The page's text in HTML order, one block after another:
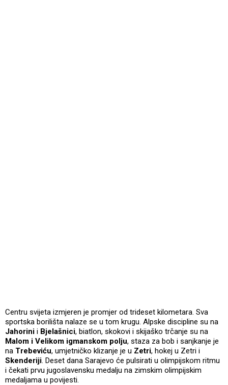
Centru svijeta izmjeren je promjer od trideset kilometara. Sva
sportska borilišta nalaze se u tom krugu. Alpske discipline su na
Jahorini i Bjelašnici, biatlon, skokovi i skijaško trčanje su na
Malom i Velikom igmanskom polju, staza za bob i sanjkanje je
na Trebeviću, umjetničko klizanje je u Zetri, hokej u Zetri i
Skenderiji. Deset dana Sarajevo će pulsirati u olimpijskom ritmu
i čekati prvu jugoslavensku medalju na zimskim olimpijskim
medaljama u povijesti.